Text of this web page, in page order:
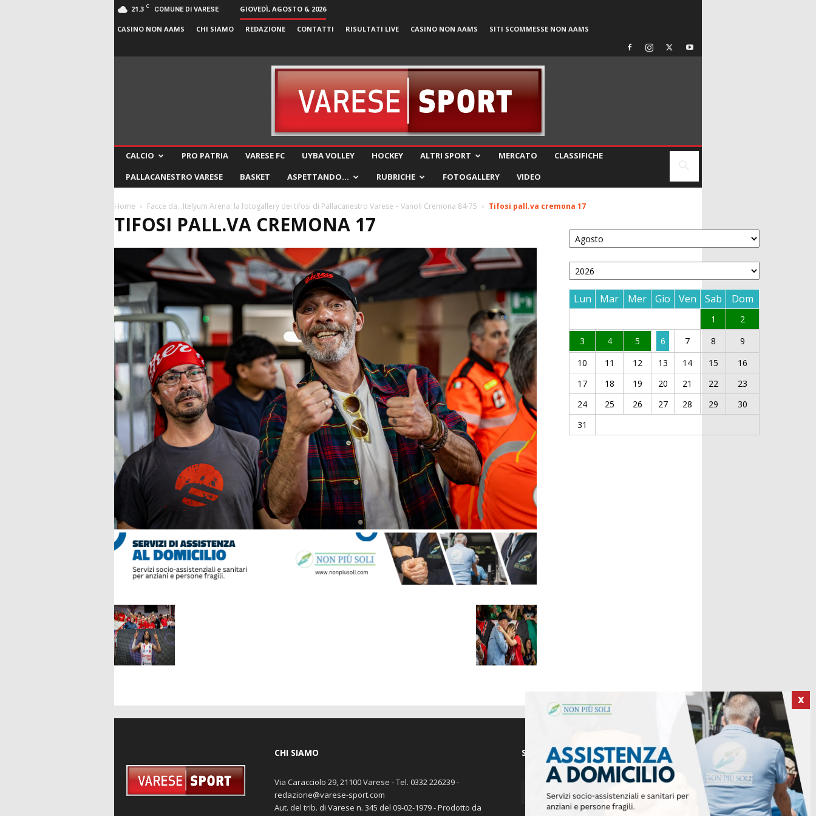
21.3 C COMUNE DI VARESE GIOVEDÌ, AGOSTO 6, 2026
CASINO NON AAMS CHI SIAMO REDAZIONE CONTATTI RISULTATI LIVE CASINO NON AAMS SITI SCOMMESSE NON AAMS
CALCIO PRO PATRIA VARESE FC UYBA VOLLEY HOCKEY ALTRI SPORT MERCATO
CLASSIFICHE
PALLACANESTRO VARESE
BASKET ASPETTANDO… RUBRICHE FOTOGALLERY VIDEO
Home Facce da…Itelyum Arena: la fotogallery dei tifosi di Pallacanestro Varese – Vanoli Cremona 84-75 Tifosi pall.va cremona 17
TIFOSI PALL.VA CREMONA 17
Lun Mar Mer Gio Ven Sab Dom
1
2
3
4 5 6 7 8
9
10
11 12 13 14 15
16
17
18 19 20 21 22
23
24
25 26 27 28 29
30
31
X
CHI SIAMO
Via Caracciolo 29, 21100 Varese - Tel. 0332 226239 -
redazione@varese-sport.com
Aut. del trib. di Varese n. 345 del 09-02-1979 - Prodotto da
SEGUICI